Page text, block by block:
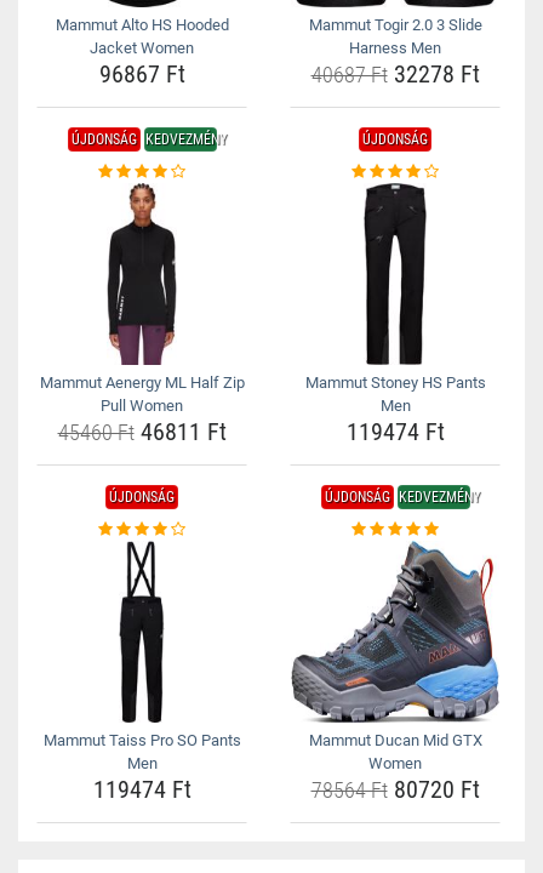
Mammut Alto HS Hooded
Jacket Women
96867 Ft
Mammut Togir 2.0 3 Slide
Harness Men
40687 Ft32278 Ft
ÚJDONSÁG KEDVEZMÉNY
Mammut Aenergy ML Half Zip
Pull Women
45460 Ft46811 Ft
ÚJDONSÁG
Mammut Stoney HS Pants
Men
119474 Ft
ÚJDONSÁG
Mammut Taiss Pro SO Pants
Men
119474 Ft
ÚJDONSÁG KEDVEZMÉNY
Mammut Ducan Mid GTX
Women
78564 Ft80720 Ft